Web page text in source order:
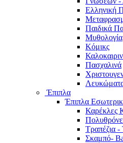
Ελληνική
Παιδικά
Μυθολογία
Κόμικς
Πασχαλινά
Έπιπλα
Έπιπλα
Καρέκλες
Τραπέζια -
Σκαμπό-